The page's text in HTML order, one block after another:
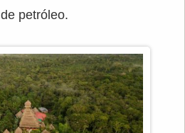
petróleo.